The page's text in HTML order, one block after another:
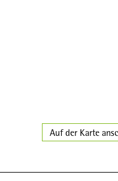
Auf der Karte